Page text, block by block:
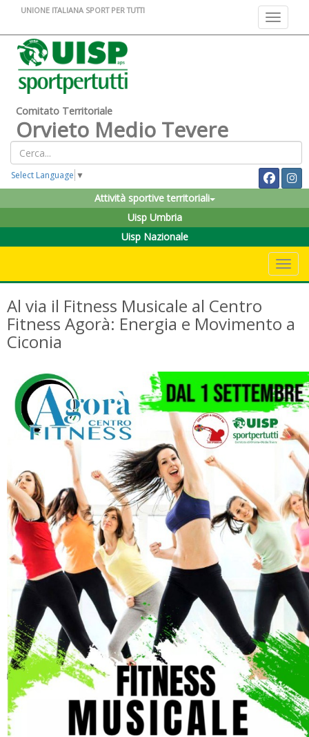
Toggle
UNIONE ITALIANA SPORT PER TUTTI
Comitato Territoriale
Orvieto Medio Tevere
Select Language ▼
Attività sportive territoriali
Uisp Umbria
Uisp Nazionale
Al via il Fitness Musicale al Centro
Fitness Agorà: Energia e Movimento a
Ciconia